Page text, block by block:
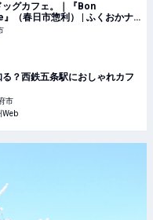
グカフェ。｜『Bon
』（春日市惣利） | ふくおかナ
る？西鉄五条駅におしゃれカフ
市
Web